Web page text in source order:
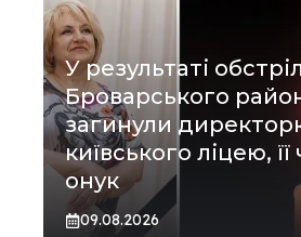
У результаті
Броварського
загинули
київського ліцею, її
онук
09.08.2026